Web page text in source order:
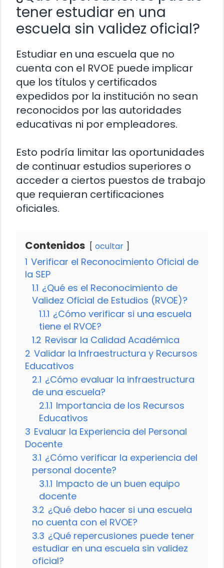
tener estudiar en una
escuela sin validez oficial?
Estudiar en una escuela que no
cuenta con el RVOE puede implicar
que los títulos y certificados
expedidos por la institución no sean
reconocidos por las autoridades
educativas ni por empleadores.
Esto podría limitar las oportunidades
de continuar estudios superiores o
acceder a ciertos puestos de trabajo
que requieran certificaciones
oficiales.
Contenidos ocultar
1 Verificar el Reconocimiento Oficial de
la SEP
1.1 ¿Qué es el Reconocimiento de
Validez Oficial de Estudios (RVOE)?
1.1.1 ¿Cómo verificar si una escuela
tiene el RVOE?
1.2 Revisar la Calidad Académica
2 Validar la Infraestructura y Recursos
Educativos
2.1 ¿Cómo evaluar la infraestructura
de una escuela?
2.1.1 Importancia de los Recursos
Educativos
3 Evaluar la Experiencia del Personal
Docente
3.1 ¿Cómo verificar la experiencia del
personal docente?
3.1.1 Impacto de un buen equipo
docente
3.2 ¿Qué debo hacer si una escuela
no cuenta con el RVOE?
3.3 ¿Qué repercusiones puede tener
estudiar en una escuela sin validez
oficial?